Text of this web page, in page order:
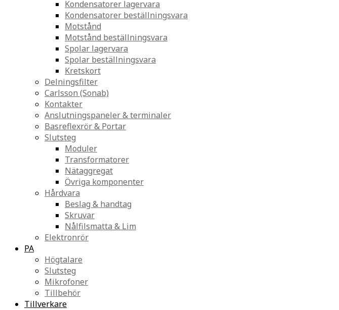
Kondensatorer lagervara
Kondensatorer beställningsvara
Motstånd
Motstånd beställningsvara
Spolar lagervara
Spolar beställningsvara
Kretskort
Delningsfilter
Carlsson (Sonab)
Kontakter
Anslutningspaneler & terminaler
Basreflexrör & Portar
Slutsteg
Moduler
Transformatorer
Nätaggregat
Övriga komponenter
Hårdvara
Beslag & handtag
Skruvar
Nålfilsmatta & Lim
Elektronrör
PA
Högtalare
Slutsteg
Mikrofoner
Tillbehör
Tillverkare